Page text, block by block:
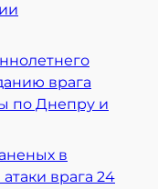
врага
по Днепру и
в
врага 24